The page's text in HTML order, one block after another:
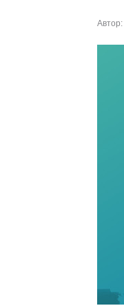
Автор: